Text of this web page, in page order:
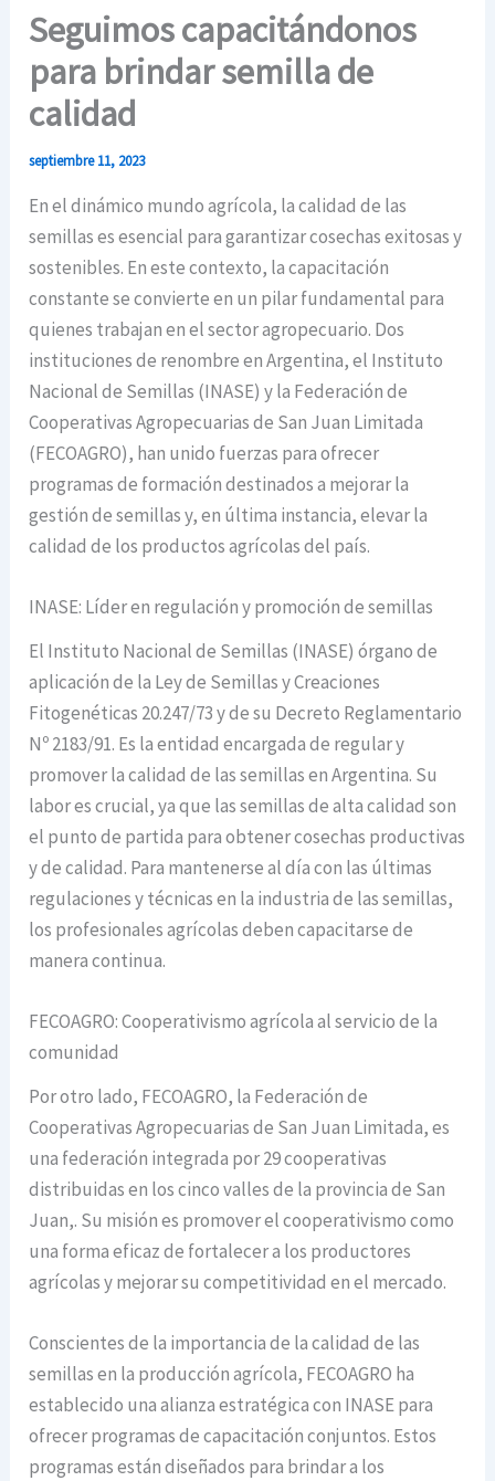
Seguimos capacitándonos
para brindar semilla de
calidad
septiembre 11, 2023
En el dinámico mundo agrícola, la calidad de las
semillas es esencial para garantizar cosechas exitosas y
sostenibles. En este contexto, la capacitación
constante se convierte en un pilar fundamental para
quienes trabajan en el sector agropecuario. Dos
instituciones de renombre en Argentina, el Instituto
Nacional de Semillas (INASE) y la Federación de
Cooperativas Agropecuarias de San Juan Limitada
(FECOAGRO), han unido fuerzas para ofrecer
programas de formación destinados a mejorar la
gestión de semillas y, en última instancia, elevar la
calidad de los productos agrícolas del país.
INASE: Líder en regulación y promoción de semillas
El Instituto Nacional de Semillas (INASE) órgano de
aplicación de la Ley de Semillas y Creaciones
Fitogenéticas 20.247/73 y de su Decreto Reglamentario
Nº 2183/91. Es la entidad encargada de regular y
promover la calidad de las semillas en Argentina. Su
labor es crucial, ya que las semillas de alta calidad son
el punto de partida para obtener cosechas productivas
y de calidad. Para mantenerse al día con las últimas
regulaciones y técnicas en la industria de las semillas,
los profesionales agrícolas deben capacitarse de
manera continua.
FECOAGRO: Cooperativismo agrícola al servicio de la
comunidad
Por otro lado, FECOAGRO, la Federación de
Cooperativas Agropecuarias de San Juan Limitada, es
una federación integrada por 29 cooperativas
distribuidas en los cinco valles de la provincia de San
Juan,. Su misión es promover el cooperativismo como
una forma eficaz de fortalecer a los productores
agrícolas y mejorar su competitividad en el mercado.
Conscientes de la importancia de la calidad de las
semillas en la producción agrícola, FECOAGRO ha
establecido una alianza estratégica con INASE para
ofrecer programas de capacitación conjuntos. Estos
programas están diseñados para brindar a los